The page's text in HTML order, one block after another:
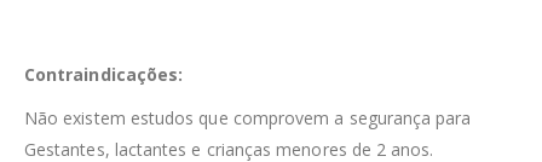
Contraindicações:
Não existem estudos que comprovem a segurança para
Gestantes, lactantes e crianças menores de 2 anos.